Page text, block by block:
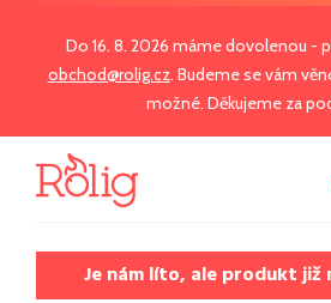
Do 16. 8. 2026 máme dovolenou -
obchod@rolig.cz. Budeme se vám
možné. Děkujeme za
Je nám líto, ale produkt již